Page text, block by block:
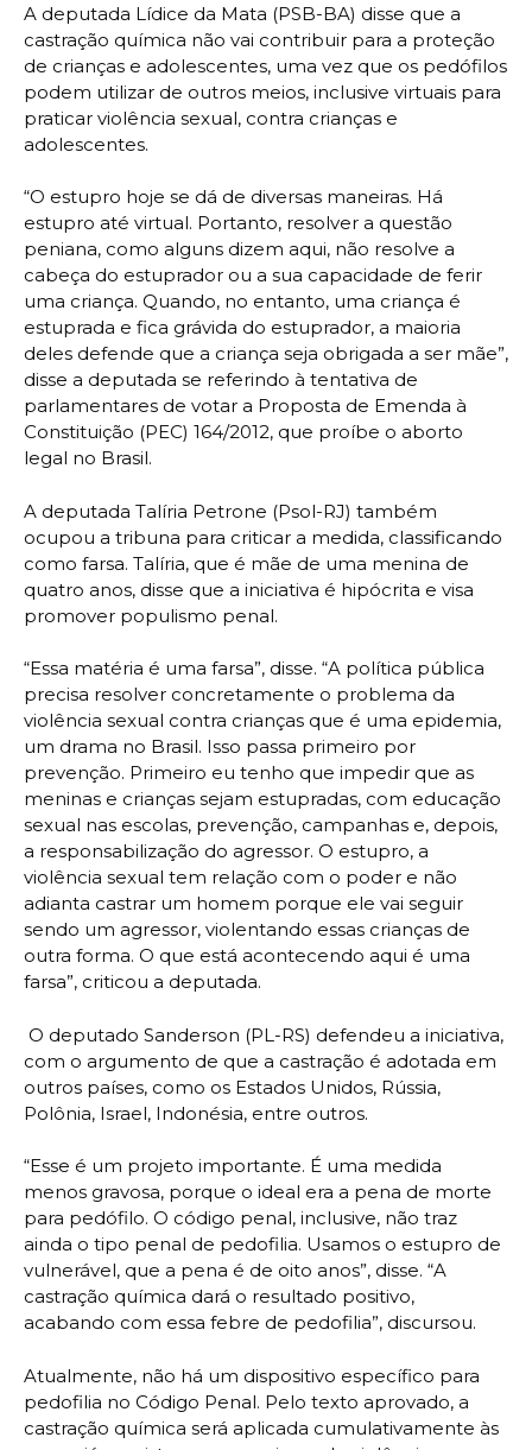
A deputada Lídice da Mata (PSB-BA) disse que a
castração química não vai contribuir para a proteção
de crianças e adolescentes, uma vez que os pedófilos
podem utilizar de outros meios, inclusive virtuais para
praticar violência sexual, contra crianças e
adolescentes.
“O estupro hoje se dá de diversas maneiras. Há
estupro até virtual. Portanto, resolver a questão
peniana, como alguns dizem aqui, não resolve a
cabeça do estuprador ou a sua capacidade de ferir
uma criança. Quando, no entanto, uma criança é
estuprada e fica grávida do estuprador, a maioria
deles defende que a criança seja obrigada a ser mãe”,
disse a deputada se referindo à tentativa de
parlamentares de votar a Proposta de Emenda à
Constituição (PEC) 164/2012, que proíbe o aborto
legal no Brasil.
A deputada Talíria Petrone (Psol-RJ) também
ocupou a tribuna para criticar a medida, classificando
como farsa. Talíria, que é mãe de uma menina de
quatro anos, disse que a iniciativa é hipócrita e visa
promover populismo penal.
“Essa matéria é uma farsa”, disse. “A política pública
precisa resolver concretamente o problema da
violência sexual contra crianças que é uma epidemia,
um drama no Brasil. Isso passa primeiro por
prevenção. Primeiro eu tenho que impedir que as
meninas e crianças sejam estupradas, com educação
sexual nas escolas, prevenção, campanhas e, depois,
a responsabilização do agressor. O estupro, a
violência sexual tem relação com o poder e não
adianta castrar um homem porque ele vai seguir
sendo um agressor, violentando essas crianças de
outra forma. O que está acontecendo aqui é uma
farsa”, criticou a deputada.
O deputado Sanderson (PL-RS) defendeu a iniciativa,
com o argumento de que a castração é adotada em
outros países, como os Estados Unidos, Rússia,
Polônia, Israel, Indonésia, entre outros.
“Esse é um projeto importante. É uma medida
menos gravosa, porque o ideal era a pena de morte
para pedófilo. O código penal, inclusive, não traz
ainda o tipo penal de pedofilia. Usamos o estupro de
vulnerável, que a pena é de oito anos”, disse. “A
castração química dará o resultado positivo,
acabando com essa febre de pedofilia”, discursou.
Atualmente, não há um dispositivo específico para
pedofilia no Código Penal. Pelo texto aprovado, a
castração química será aplicada cumulativamente às